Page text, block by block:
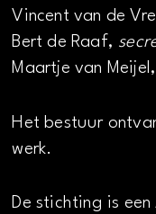
Vincent van de
Bert de Raaf,
Maartje van Meijel,
Het bestuur
werk.
De stichting is een